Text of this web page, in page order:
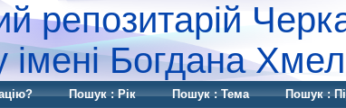
репозитарій
імені Богдана
Пошук : Рік Пошук : Тема Пошук :